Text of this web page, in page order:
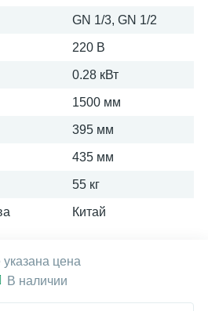
GN 1/3, GN 1/2
220 В
0.28 кВт
1500 мм
395 мм
435 мм
55 кг
Китай
указана цена
В наличии